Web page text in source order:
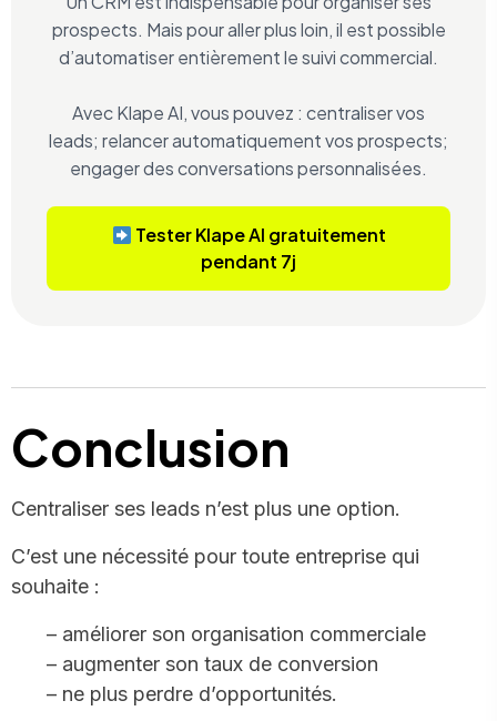
prospects. Mais pour aller plus loin, il est possible
d’automatiser entièrement le suivi commercial.
Avec Klape AI, vous pouvez : centraliser vos
leads; relancer automatiquement vos prospects;
engager des conversations personnalisées.
Tester Klape AI gratuitement
pendant 7j
Conclusion
Centraliser ses leads n’est plus une option.
C’est une nécessité pour toute entreprise qui
souhaite :
– améliorer son organisation commerciale
– augmenter son taux de conversion
– ne plus perdre d’opportunités.